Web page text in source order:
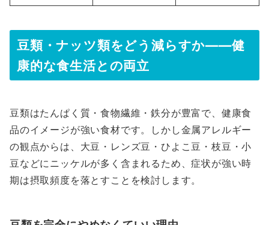
豆類・ナッツ類をどう減らすか――健
康的な食生活との両立
豆類はたんぱく質・食物繊維・鉄分が豊富で、健康食
品のイメージが強い食材です。しかし金属アレルギー
の観点からは、大豆・レンズ豆・ひよこ豆・枝豆・小
豆などにニッケルが多く含まれるため、症状が強い時
期は摂取頻度を落とすことを検討します。